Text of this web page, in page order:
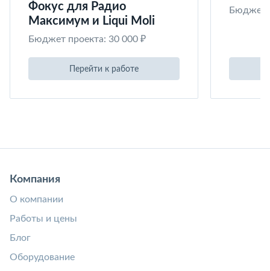
Фокус для Радио
Максимум и Liqui Moli
Бюджет проекта: 30 000 ₽
Перейти к работе
Бюджет
Компания
О компании
Работы и цены
Блог
Оборудование